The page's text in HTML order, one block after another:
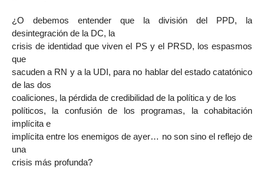
¿O debemos entender que la división del PPD, la
desintegración de la DC, la
crisis de identidad que viven el PS y el PRSD, los espasmos
que
sacuden a RN y a la UDI, para no hablar del estado catatónico
de las dos
coaliciones, la pérdida de credibilidad de la política y de los
políticos, la confusión de los programas, la cohabitación
implícita e
implícita entre los enemigos de ayer… no son sino el reflejo de
una
crisis más profunda?